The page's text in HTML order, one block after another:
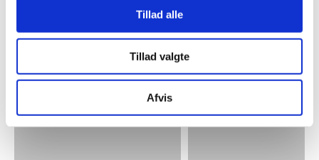
Tillad alle
Tillad valgte
Afvis
Grundtvigsk Tidende
GRUNDTVIGSK TIDENDE
Grundtvigsk Tidende